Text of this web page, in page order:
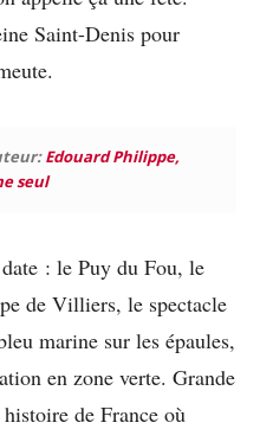
Saint-Denis pour
Edouard Philippe,
seul
: le Puy du Fou, le
de Villiers, le spectacle
marine sur les épaules,
en zone verte. Grande
de France où